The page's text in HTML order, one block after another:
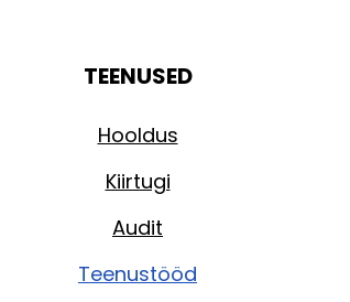
TEENUSED
Hooldus
Kiirtugi
Audit
Teenustööd